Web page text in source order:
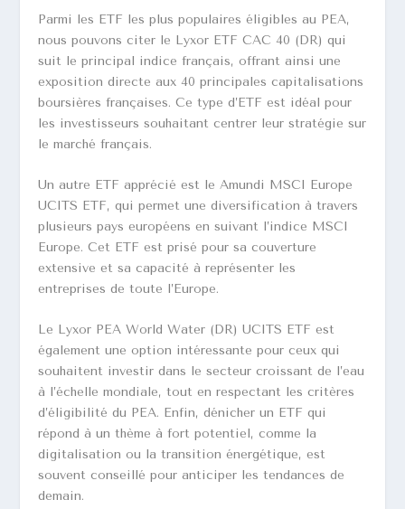
Parmi les ETF les plus populaires éligibles au PEA,
nous pouvons citer le Lyxor ETF CAC 40 (DR) qui
suit le principal indice français, offrant ainsi une
exposition directe aux 40 principales capitalisations
boursières françaises. Ce type d’ETF est idéal pour
les investisseurs souhaitant centrer leur stratégie sur
le marché français.
Un autre ETF apprécié est le Amundi MSCI Europe
UCITS ETF, qui permet une diversification à travers
plusieurs pays européens en suivant l’indice MSCI
Europe. Cet ETF est prisé pour sa couverture
extensive et sa capacité à représenter les
entreprises de toute l’Europe.
Le Lyxor PEA World Water (DR) UCITS ETF est
également une option intéressante pour ceux qui
souhaitent investir dans le secteur croissant de l’eau
à l’échelle mondiale, tout en respectant les critères
d’éligibilité du PEA. Enfin, dénicher un ETF qui
répond à un thème à fort potentiel, comme la
digitalisation ou la transition énergétique, est
souvent conseillé pour anticiper les tendances de
demain.